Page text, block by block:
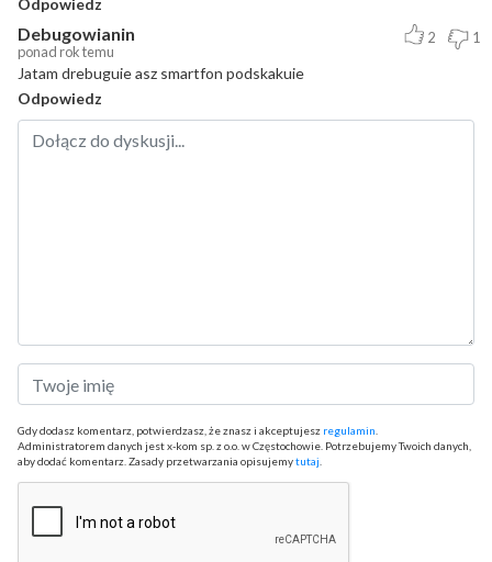
Odpowiedz
Debugowianin
ponad rok temu
2 1
Jatam drebuguie asz smartfon podskakuie
Odpowiedz
Gdy dodasz komentarz, potwierdzasz, że znasz i akceptujesz regulamin.
Administratorem danych jest x-kom sp. z o.o. w Częstochowie. Potrzebujemy Twoich danych,
aby dodać komentarz. Zasady przetwarzania opisujemytutaj.